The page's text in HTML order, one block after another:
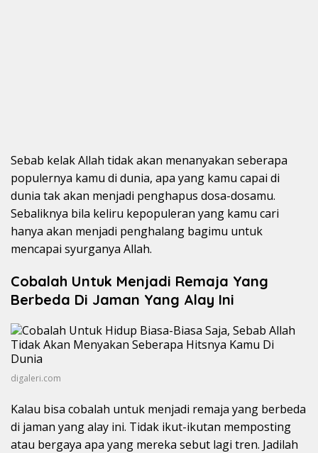
Sebab kelak Allah tidak akan menanyakan seberapa
populernya kamu di dunia, apa yang kamu capai di
dunia tak akan menjadi penghapus dosa-dosamu.
Sebaliknya bila keliru kepopuleran yang kamu cari
hanya akan menjadi penghalang bagimu untuk
mencapai syurganya Allah.
Cobalah Untuk Menjadi Remaja Yang
Berbeda Di Jaman Yang Alay Ini
digaleri.com
Kalau bisa cobalah untuk menjadi remaja yang berbeda
di jaman yang alay ini. Tidak ikut-ikutan memposting
atau bergaya apa yang mereka sebut lagi tren. Jadilah